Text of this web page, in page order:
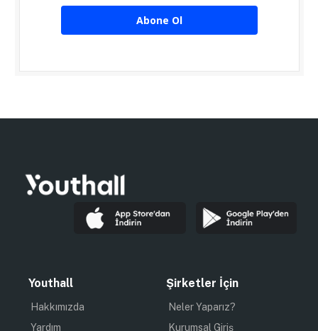
Abone Ol
Youthall
Hakkımızda
Yardım
Şirketler İçin
Neler Yaparız?
Kurumsal Giriş